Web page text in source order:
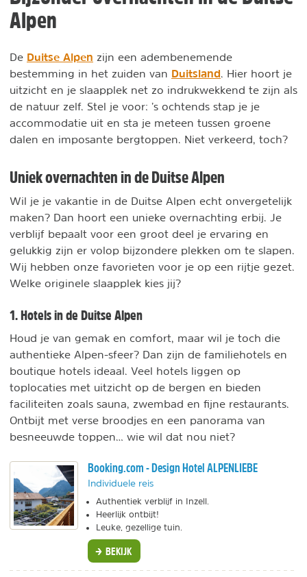
Alpen
De Duitse Alpen zijn een adembenemende
bestemming in het zuiden van Duitsland . Hier hoort je
uitzicht en je slaapplek net zo indrukwekkend te zijn als
de natuur zelf. Stel je voor: ’s ochtends stap je je
accommodatie uit en sta je meteen tussen groene
dalen en imposante bergtoppen. Niet verkeerd, toch?
Uniek overnachten in de Duitse Alpen
Wil je je vakantie in de Duitse Alpen echt onvergetelijk
maken? Dan hoort een unieke overnachting erbij. Je
verblijf bepaalt voor een groot deel je ervaring en
gelukkig zijn er volop bijzondere plekken om te slapen.
Wij hebben onze favorieten voor je op een rijtje gezet.
Welke originele slaapplek kies jij?
1. Hotels in de Duitse Alpen
Houd je van gemak en comfort, maar wil je toch die
authentieke Alpen-sfeer? Dan zijn de familiehotels en
boutique hotels ideaal. Veel hotels liggen op
toplocaties met uitzicht op de bergen en bieden
faciliteiten zoals sauna, zwembad en fijne restaurants.
Ontbijt met verse broodjes en een panorama van
besneeuwde toppen… wie wil dat nou niet?
Booking.com - Design Hotel ALPENLIEBE
Individuele reis
Authentiek verblijf in Inzell.
Heerlijk ontbijt!
Leuke, gezellige tuin.
BEKIJK